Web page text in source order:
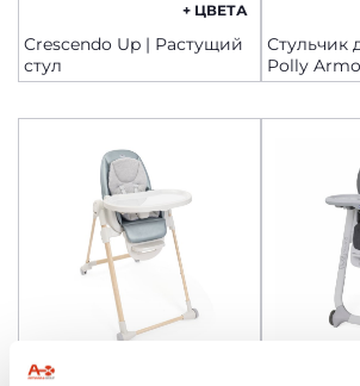
+ ЦВЕТА
Crescendo Up | Растущий
стул
Стульчик
Polly